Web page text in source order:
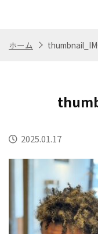
Store Recruit
ホーム
2025.01.17